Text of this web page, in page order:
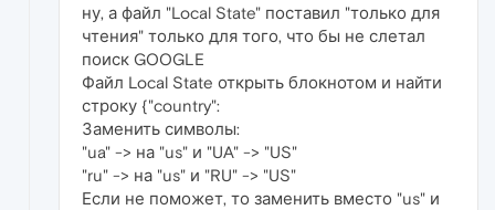
ну, а файл "Local State" поставил "только для
чтения" только для того, что бы не слетал
поиск GOOGLE
Файл Local State открыть блокнотом и найти
строку {"country":
Заменить символы:
"ua" -> на "us" и "UA" -> "US"
"ru" -> на "us" и "RU" -> "US"
Если не поможет, то заменить вместо "us" и